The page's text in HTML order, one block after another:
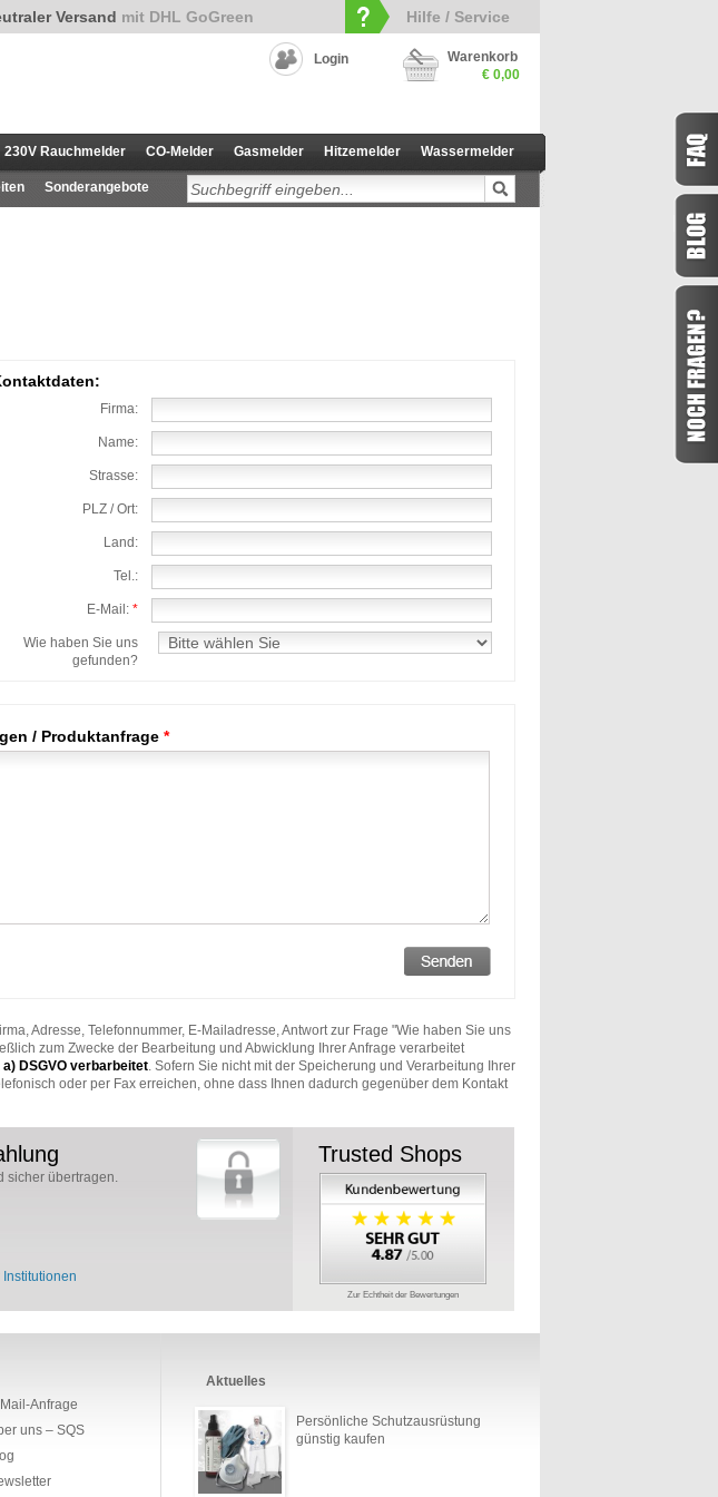
Versand mit DHL GoGreen Hilfe / Service
Login
Warenkorb
€ 0,00
230V Rauchmelder CO-Melder Gasmelder Hitzemelder Wassermelder
Sonderangebote
Firma:
Name:
Strasse:
PLZ / Ort:
Land:
Tel.:
E-Mail: *
Wie haben Sie uns
gefunden?
/ Produktanfrage *
Adresse, Telefonnummer, E-Mailadresse, Antwort zur Frage "Wie haben Sie uns
zum Zwecke der Bearbeitung und Abwicklung Ihrer Anfrage verarbeitet
DSGVO verbarbeitet. Sofern Sie nicht mit der Speicherung und Verarbeitung Ihrer
oder per Fax erreichen, ohne dass Ihnen dadurch gegenüber dem Kontakt
sicher übertragen.
Trusted Shops
Zur Echtheit der Bewertungen
Anfrage
uns – SQS
Aktuelles
Persönliche Schutzausrüstung
günstig kaufen